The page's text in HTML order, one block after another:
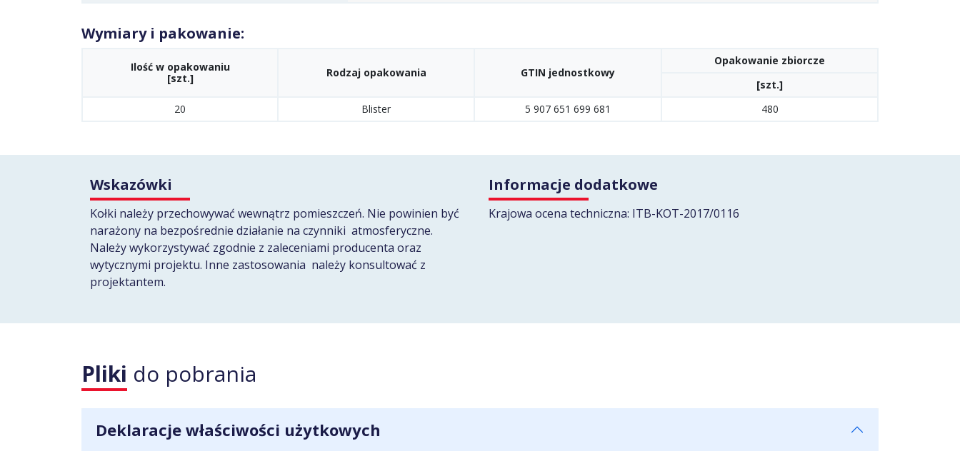
Wymiary i pakowanie:
Ilość w opakowaniu
[szt.]
Rodzaj opakowania GTIN jednostkowy
Opakowanie zbiorcze
[szt.]
20
Blister 5 907 651 699 681 480
Wskazówki
Kołki należy przechowywać wewnątrz pomieszczeń. Nie powinien być
narażony na bezpośrednie działanie na czynniki atmosferyczne.
Należy wykorzystywać zgodnie z zaleceniami producenta oraz
wytycznymi projektu. Inne zastosowania należy konsultować z
projektantem.
Informacje dodatkowe
Krajowa ocena techniczna: ITB-KOT-2017/0116
Pliki do pobrania
Deklaracje właściwości użytkowych